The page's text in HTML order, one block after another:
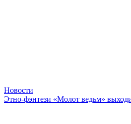
Новости
Этно-фэнтези «Молот ведьм»